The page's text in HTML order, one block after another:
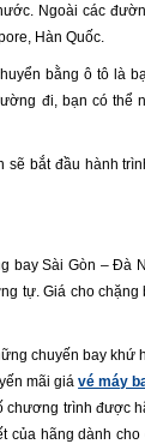
Ngoài các
Hàn Quốc.
bằng ô tô là
đi, bạn có thể
bắt đầu hành
bay Sài Gòn – Đà
tự. Giá cho
chuyến bay khứ
mãi giávé máy
chương trình được
của hãng dành